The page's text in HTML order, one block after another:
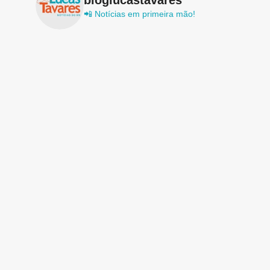
📲 Notícias em primeira mão!